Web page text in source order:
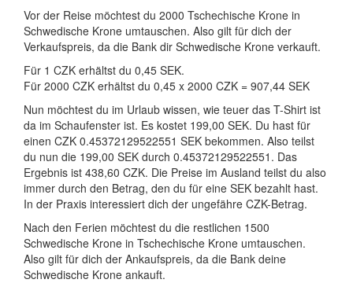
Vor der Reise möchtest du 2000 Tschechische Krone in
Schwedische Krone umtauschen. Also gilt für dich der
Verkaufspreis, da die Bank dir Schwedische Krone verkauft.
Für 1 CZK erhältst du 0,45 SEK.
Für 2000 CZK erhältst du 0,45 x 2000 CZK = 907,44 SEK
Nun möchtest du im Urlaub wissen, wie teuer das T-Shirt ist
da im Schaufenster ist. Es kostet 199,00 SEK. Du hast für
einen CZK 0.45372129522551 SEK bekommen. Also teilst
du nun die 199,00 SEK durch 0.45372129522551. Das
Ergebnis ist 438,60 CZK. Die Preise im Ausland teilst du also
immer durch den Betrag, den du für eine SEK bezahlt hast.
In der Praxis interessiert dich der ungefähre CZK-Betrag.
Nach den Ferien möchtest du die restlichen 1500
Schwedische Krone in Tschechische Krone umtauschen.
Also gilt für dich der Ankaufspreis, da die Bank deine
Schwedische Krone ankauft.